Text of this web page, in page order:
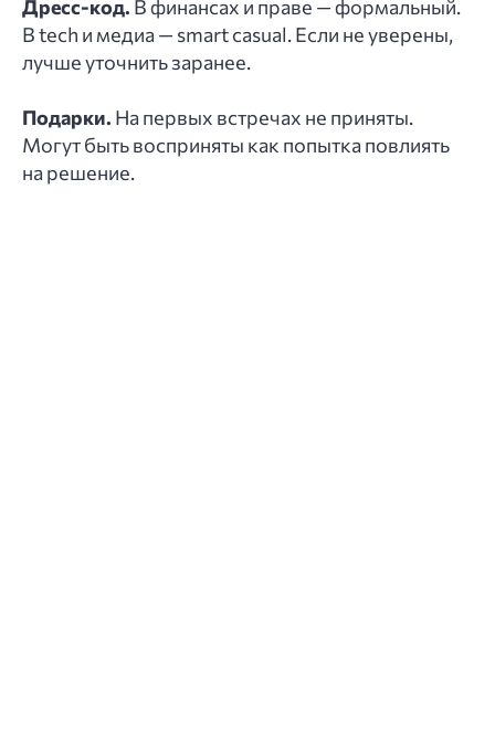
Дресс-код. В финансах и праве — формальный.
В tech и медиа — smart casual. Если не уверены,
лучше уточнить заранее.
Подарки. На первых встречах не приняты.
Могут быть восприняты как попытка повлиять
на решение.